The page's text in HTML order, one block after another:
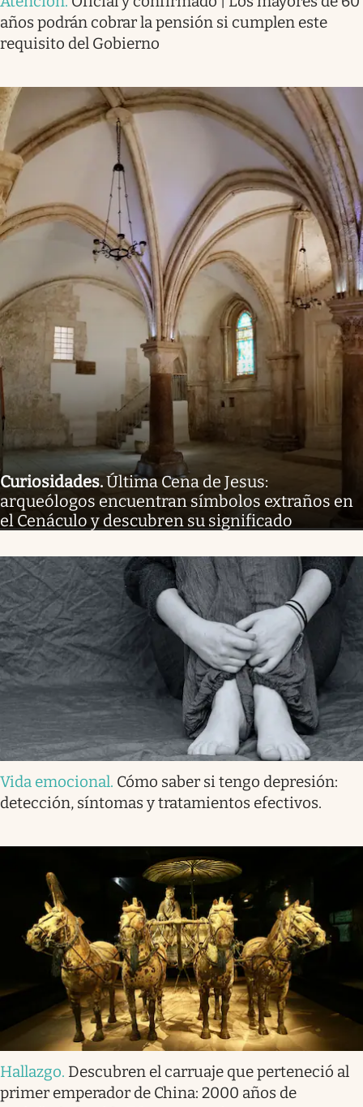
años podrán cobrar la pensión si cumplen este
requisito del Gobierno
Curiosidades.Última Cena de Jesus:
arqueólogos encuentran símbolos extraños en
el Cenáculo y descubren su significado
Vida emocional. Cómo saber si tengo depresión:
detección, síntomas y tratamientos efectivos.
Hallazgo. Descubren el carruaje que perteneció al
primer emperador de China: 2000 años de